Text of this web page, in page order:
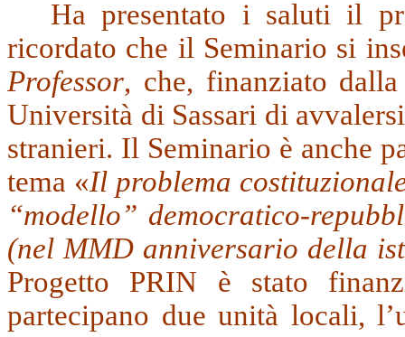
Ha presentato i saluti il
ricordato che il Seminario si
Professor, che, finanziato
Università di Sassari di
stranieri. Il Seminario è anche
tema «Il problema
“modello” democratico-
(nel MMD anniversario della
Progetto PRIN è stato
partecipano due unità locali,